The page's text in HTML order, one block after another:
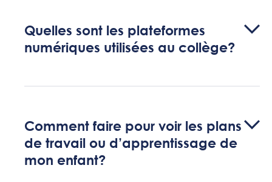
Quelles sont les plateformes
numériques utilisées au collège?
Comment faire pour voir les plans
de travail ou d’apprentissage de
mon enfant?